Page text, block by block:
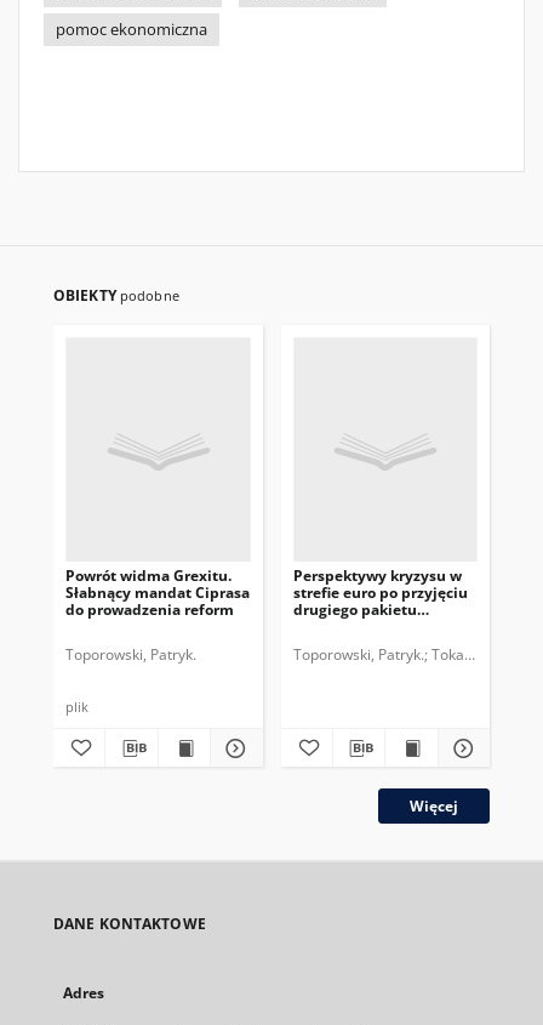
pomoc ekonomiczna
OBIEKTY podobne
Powrót widma Grexitu.
Słabnący mandat Ciprasa
do prowadzenia reform
Toporowski, Patryk.
plik
Perspektywy kryzysu w
strefie euro po przyjęciu
drugiego pakietu
Toporowski, Patryk. Tokarski, Paweł.
Więcej
DANE KONTAKTOWE
Adres